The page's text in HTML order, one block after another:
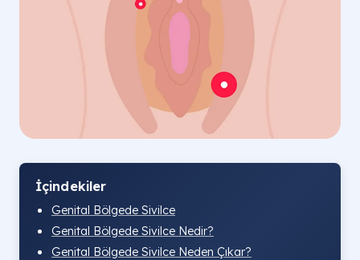
İçindekiler
Genital Bölgede Sivilce
Genital Bölgede Sivilce Nedir?
Genital Bölgede Sivilce Neden Çıkar?